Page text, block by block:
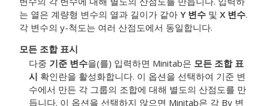
는 열은 계량형 변수의 열과 길이가 같아 Y 변수 및 X 변수.
각 변수의 y-척도는 여러 산점도에서 동일합니다.
모든 조합 표시
다중 기준 변수을(를) 입력하면 Minitab은 모든 조합 표
시 확인란을 활성화합니다. 이 옵션을 선택하여 기준 변
수에서 만든 각 그룹의 조합에 대해 별도의 산점도를 만
듭니다. 이 옵션을 선택하지 않으면 Minitab은 각 By 변